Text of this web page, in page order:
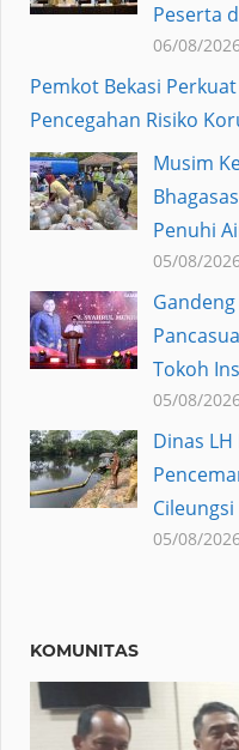
Peserta
06/08/
Pemkot Bekasi
Pencegahan Risiko
Musim
Penuhi
05/08/
Tokoh
05/08/
Dinas
05/08/
KOMUNITAS